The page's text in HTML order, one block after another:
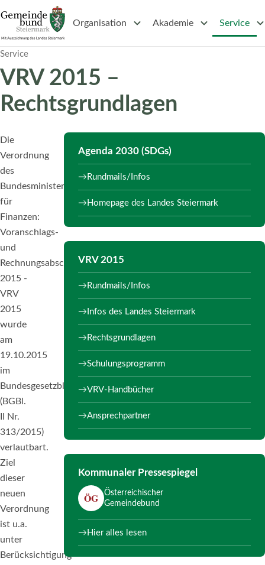
Organisation Untermenü Organisation
Akademie UntermenüService
Service
VRV 2015 –
Rechtsgrundlagen
Die
Verordnung
des
Bundesministers
für
Finanzen:
Voranschlags-
und
Rechnungsabschlussverordnung
2015 -
VRV
2015
wurde
am
19.10.2015
im
Bundesgesetzblatt
(BGBl.
II Nr.
313/2015)
verlautbart.
Ziel
dieser
neuen
Verordnung
ist u.a.
unter
Berücksichtigung
Agenda 2030 (SDGs)
Rundmails/Infos
Homepage des Landes Steiermark
VRV 2015
Rundmails/Infos
Infos des Landes Steiermark
Rechtsgrundlagen
Schulungsprogramm
VRV-Handbücher
Ansprechpartner
Kommunaler Pressespiegel
ÖG
Österreichischer
Gemeindebund
Hier alles lesen